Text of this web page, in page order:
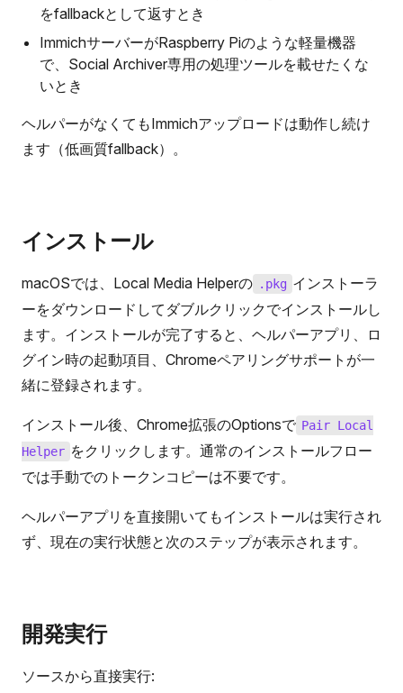
をfallbackとして返すとき
ImmichサーバーがRaspberry Piのような軽量機器
で、Social Archiver専用の処理ツールを載せたくな
いとき
ヘルパーがなくてもImmichアップロードは動作し続け
ます（低画質fallback）。
インストール
macOSでは、Local Media Helperの .pkg インストーラ
ーをダウンロードしてダブルクリックでインストールし
ます。インストールが完了すると、ヘルパーアプリ、ロ
グイン時の起動項目、Chromeペアリングサポートが一
緒に登録されます。
インストール後、Chrome拡張のOptionsで Pair Local
Helper をクリックします。通常のインストールフロー
では手動でのトークンコピーは不要です。
ヘルパーアプリを直接開いてもインストールは実行され
ず、現在の実行状態と次のステップが表示されます。
開発実行
ソースから直接実行: